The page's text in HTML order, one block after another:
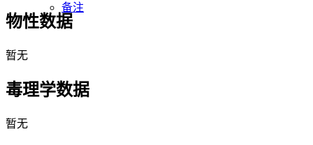
备注
物性数据
暂无
毒理学数据
暂无